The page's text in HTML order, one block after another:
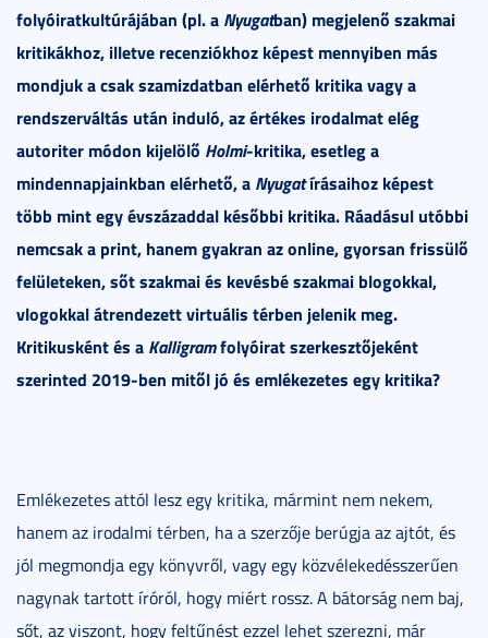
folyóiratkultúrájában (pl. a Nyugatban) megjelenő szakmai
kritikákhoz, illetve recenziókhoz képest mennyiben más
mondjuk a csak szamizdatban elérhető kritika vagy a
rendszerváltás után induló, az értékes irodalmat elég
autoriter módon kijelölő Holmi-kritika, esetleg a
mindennapjainkban elérhető, a Nyugatírásaihoz képest
több mint egy évszázaddal későbbi kritika. Ráadásul utóbbi
nemcsak a print, hanem gyakran az online, gyorsan frissülő
felületeken, sőt szakmai és kevésbé szakmai blogokkal,
vlogokkal átrendezett virtuális térben jelenik meg.
Kritikusként és a Kalligramfolyóirat szerkesztőjeként
szerinted 2019-ben mitől jó és emlékezetes egy kritika?
Emlékezetes attól lesz egy kritika, mármint nem nekem,
hanem az irodalmi térben, ha a szerzője berúgja az ajtót, és
jól megmondja egy könyvről, vagy egy közvélekedésszerűen
nagynak tartott íróról, hogy miért rossz. A bátorság nem baj,
sőt, az viszont, hogy feltűnést ezzel lehet szerezni, már